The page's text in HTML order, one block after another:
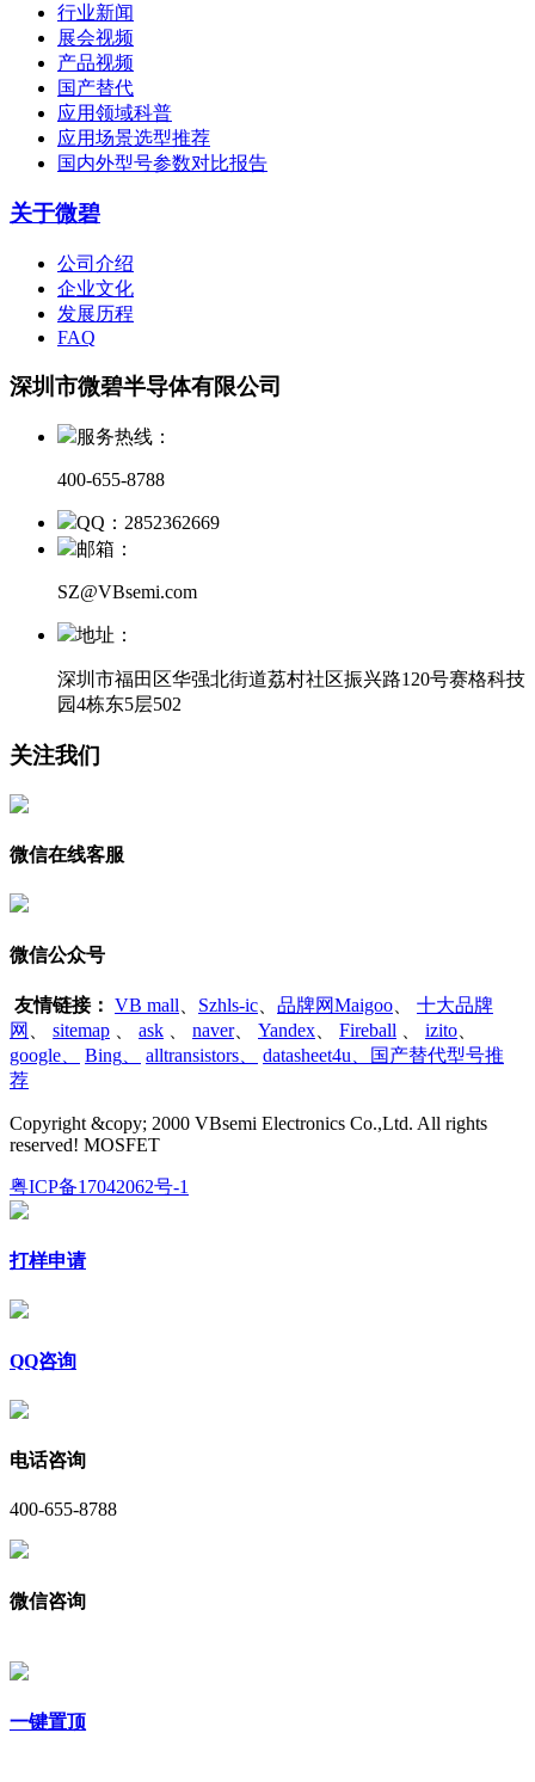
行业新闻
展会视频
产品视频
国产替代
应用领域科普
应用场景选型推荐
国内外型号参数对比报告
关于微碧
公司介绍
企业文化
发展历程
FAQ
深圳市微碧半导体有限公司
服务热线：
400-655-8788
QQ：2852362669
邮箱：
SZ@VBsemi.com
地址：
深圳市福田区华强北街道荔村社区振兴路120号赛格科技
园4栋东5层502
关注我们
微信在线客服
微信公众号
友情链接： VB mall Szhls-ic 品牌网Maigoo
十大品牌
网
sitemap ask naver、 Yandex Fireball izito
google
Bing alltransistors
datasheet4u、国产替代型号推
荐
Copyright &copy; 2000 VBsemi Electronics Co.,Ltd. All rights
reserved! MOSFET
粤ICP备17042062号-1
打样申请
QQ咨询
电话咨询
400-655-8788
微信咨询
一键置顶